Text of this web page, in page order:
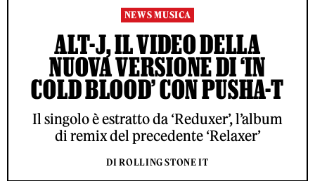
NEWS MUSICA
ALT-J, IL VIDEO DELLA
NUOVA VERSIONE DI ‘IN
COLD BLOOD’ CON PUSHA-T
Il singolo è estratto da ‘Reduxer’, l’album
di remix del precedente ‘Relaxer’
DI ROLLING STONE IT